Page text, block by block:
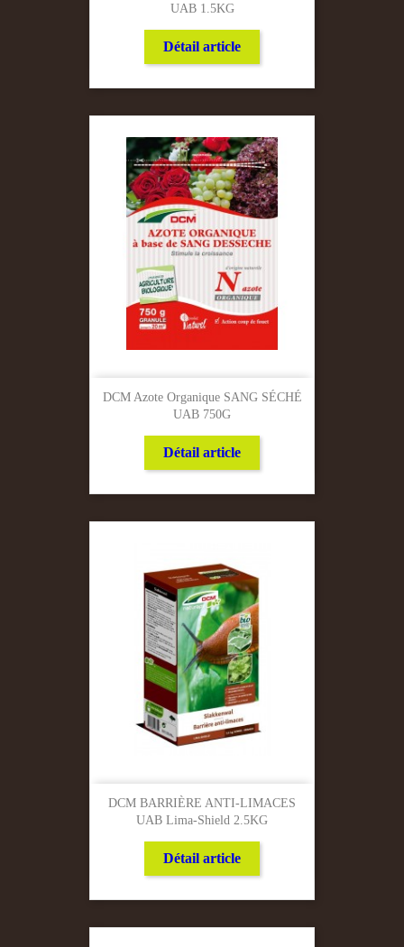
UAB 1.5KG
Détail article
DCM Azote Organique SANG SÉCHÉ
UAB 750G
Détail article
DCM BARRIÈRE ANTI-LIMACES
UAB Lima-Shield 2.5KG
Détail article